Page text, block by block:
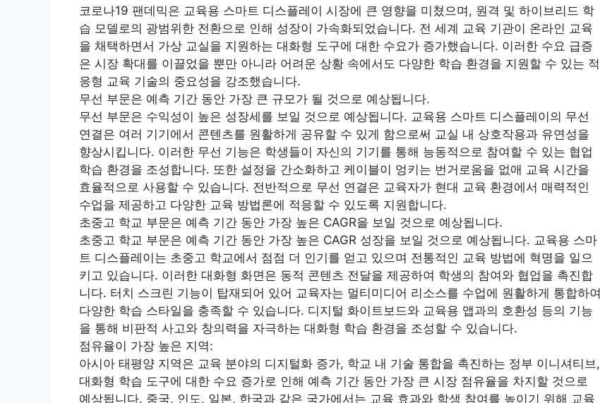
코로나19 팬데믹은 교육용 스마트 디스플레이 시장에 큰 영향을 미쳤으며, 원격 및 하이브리드 학
습 모델로의 광범위한 전환으로 인해 성장이 가속화되었습니다. 전 세계 교육 기관이 온라인 교육
을 채택하면서 가상 교실을 지원하는 대화형 도구에 대한 수요가 증가했습니다. 이러한 수요 급증
은 시장 확대를 이끌었을 뿐만 아니라 어려운 상황 속에서도 다양한 학습 환경을 지원할 수 있는 적
응형 교육 기술의 중요성을 강조했습니다.
무선 부문은 예측 기간 동안 가장 큰 규모가 될 것으로 예상됩니다.
무선 부문은 수익성이 높은 성장세를 보일 것으로 예상됩니다. 교육용 스마트 디스플레이의 무선
연결은 여러 기기에서 콘텐츠를 원활하게 공유할 수 있게 함으로써 교실 내 상호작용과 유연성을
향상시킵니다. 이러한 무선 기능은 학생들이 자신의 기기를 통해 능동적으로 참여할 수 있는 협업
학습 환경을 조성합니다. 또한 설정을 간소화하고 케이블이 엉키는 번거로움을 없애 교육 시간을
효율적으로 사용할 수 있습니다. 전반적으로 무선 연결은 교육자가 현대 교육 환경에서 매력적인
수업을 제공하고 다양한 교육 방법론에 적응할 수 있도록 지원합니다.
초중고 학교 부문은 예측 기간 동안 가장 높은 CAGR을 보일 것으로 예상됩니다.
초중고 학교 부문은 예측 기간 동안 가장 높은 CAGR 성장을 보일 것으로 예상됩니다. 교육용 스마
트 디스플레이는 초중고 학교에서 점점 더 인기를 얻고 있으며 전통적인 교육 방법에 혁명을 일으
키고 있습니다. 이러한 대화형 화면은 동적 콘텐츠 전달을 제공하여 학생의 참여와 협업을 촉진합
니다. 터치 스크린 기능이 탑재되어 있어 교육자는 멀티미디어 리소스를 수업에 원활하게 통합하여
다양한 학습 스타일을 충족할 수 있습니다. 디지털 화이트보드와 교육용 앱과의 호환성 등의 기능
을 통해 비판적 사고와 창의력을 자극하는 대화형 학습 환경을 조성할 수 있습니다.
점유율이 가장 높은 지역:
아시아 태평양 지역은 교육 분야의 디지털화 증가, 학교 내 기술 통합을 촉진하는 정부 이니셔티브,
대화형 학습 도구에 대한 수요 증가로 인해 예측 기간 동안 가장 큰 시장 점유율을 차지할 것으로
예상됩니다. 중국, 인도, 일본, 한국과 같은 국가에서는 교육 효과와 학생 참여를 높이기 위해 교육